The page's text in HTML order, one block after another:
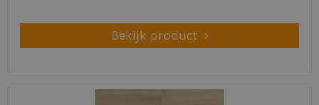
Bekijk product